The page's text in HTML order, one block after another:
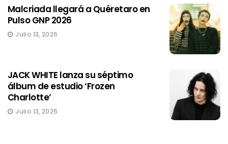
Malcriada llegará a Quéretaro en
Pulso GNP 2026
Julio 13, 2026
JACK WHITE lanza su séptimo
álbum de estudio ‘Frozen
Charlotte’
Julio 13, 2026